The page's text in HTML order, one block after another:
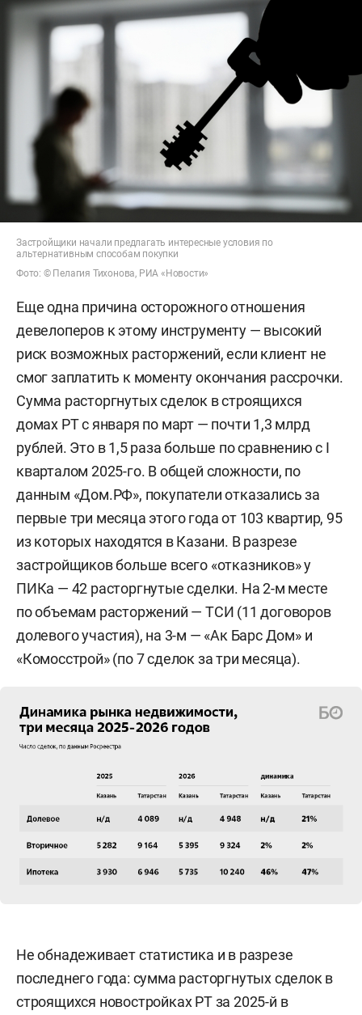
Застройщики начали предлагать интересные условия по
альтернативным способам покупки
Фото: © Пелагия Тихонова, РИА «Новости»
Еще одна причина осторожного отношения
девелоперов к этому инструменту — высокий
риск возможных расторжений, если клиент не
смог заплатить к моменту окончания рассрочки.
Сумма расторгнутых сделок в строящихся
домах РТ с января по март — почти 1,3 млрд
рублей. Это в 1,5 раза больше по сравнению с I
кварталом 2025-го. В общей сложности, по
данным «Дом.РФ», покупатели отказались за
первые три месяца этого года от 103 квартир, 95
из которых находятся в Казани. В разрезе
застройщиков больше всего «отказников» у
ПИКа — 42 расторгнутые сделки. На 2-м месте
по объемам расторжений — ТСИ (11 договоров
долевого участия), на 3-м — «Ак Барс Дом» и
«Комосстрой» (по 7 сделок за три месяца).
Не обнадеживает статистика и в разрезе
последнего года: сумма расторгнутых сделок в
строящихся новостройках РТ за 2025-й в